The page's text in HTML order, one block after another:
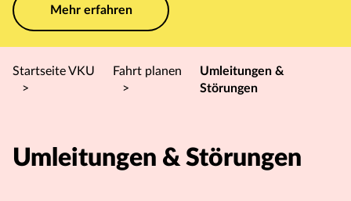
Mehr erfahren
Startseite VKU
>
Fahrt planen
>
Umleitungen &
Störungen
Umleitungen & Störungen